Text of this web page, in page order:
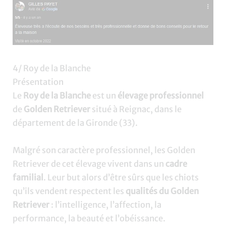
4/ Roy de la Blanche
Présentation
Le Roy de la Blanche est un élevage professionnel
de Golden Retriever situé à Reignac, dans le
département de la Gironde (33).
Malgré son caractère professionnel, les Golden
Retriever de cet élevage vivent dans un cadre
familial . Leur but alors d’être sûrs que les chiots
qu’ils vendent respectent les qualités du Golden
Retriever : l’intelligence, l’affection, la
performance, la beauté et l’obéissance.